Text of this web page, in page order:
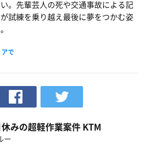
。先輩芸人の死や交通事故による記
試練を乗り越え最後に夢をつかむ姿
で
みの超軽作業案件 KTM
ー